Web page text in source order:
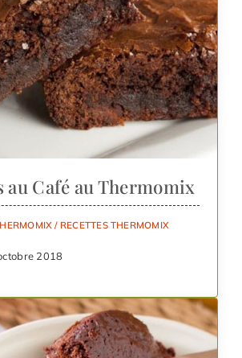
au Café au Thermomix
/ RECETTES THERMOMIX
2018